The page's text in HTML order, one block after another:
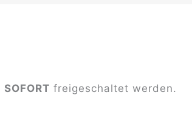
SOFORT freigeschaltet werden.